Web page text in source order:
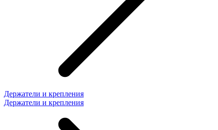
Держатели и крепления
Держатели и крепления